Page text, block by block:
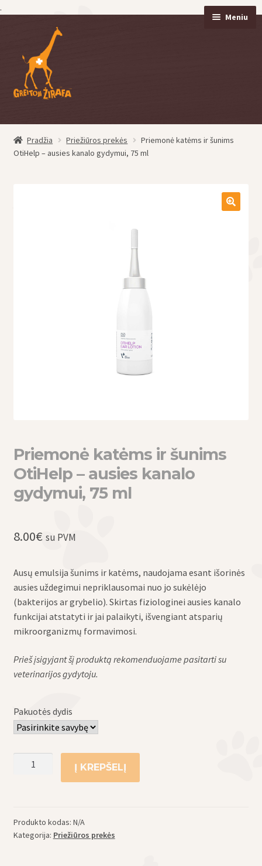
.
meniu
turinio
Meniu
Pradžia Priežiūros prekės
Priemonė katėms ir šunims
OtiHelp – ausies kanalo gydymui, 75 ml
Priemonė katėms ir šunims
OtiHelp – ausies kanalo
gydymui, 75 ml
8.00€ su PVM
Ausų emulsija šunims ir katėms, naudojama esant išorinės
ausies uždegimui nepriklausomai nuo jo sukėlėjo
(bakterijos ar grybelio). Skirtas fiziologinei ausies kanalo
funkcijai atstatyti ir jai palaikyti, išvengiant atsparių
mikroorganizmų formavimosi.
Prieš įsigyjant šį produktą rekomenduojame pasitarti su
veterinarijos gydytoju.
Pakuotės dydis
produkto
ir
šunims
Į KREPŠELĮ
Produkto kodas: N/A
Kategorija: Priežiūros prekės